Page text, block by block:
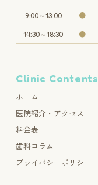
9:00～13:00 ●
14:30～18:30 ●
Clinic Contents
ホーム
医院紹介・アクセス
料金表
歯科コラム
プライバシーポリシー